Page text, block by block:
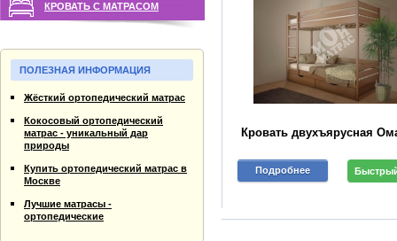
Кровать двухъярусная
Подробнее
КРОВАТЬ С МАТРАСОМ
ПОЛЕЗНАЯ ИНФОРМАЦИЯ
Жёсткий ортопедический матрас
Кокосовый ортопедический
матрас - уникальный дар
природы
Купить ортопедический матрас в
Москве
Лучшие матрасы -
ортопедические